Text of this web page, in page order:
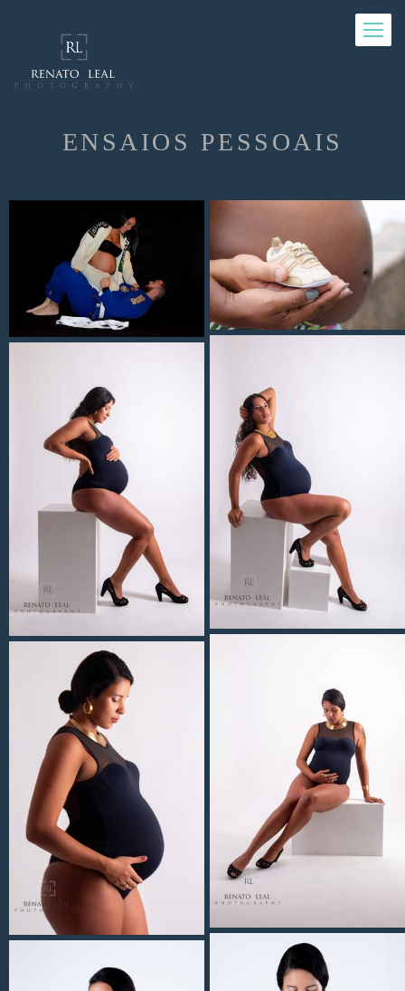
ENSAIOS PESSOAIS